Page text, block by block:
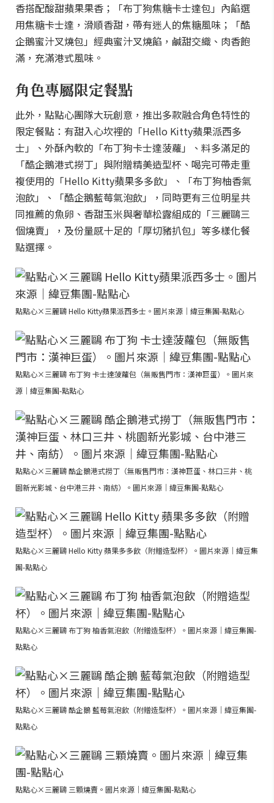
香搭配酸甜蘋果果香；「布丁狗焦糖卡士達包」內餡選
用焦糖卡士達，滑順香甜，帶有迷人的焦糖風味；「酷
企鵝蜜汁叉燒包」經典蜜汁叉燒餡，鹹甜交織、肉香飽
滿，充滿港式風味。
角色專屬限定餐點
此外，點點心團隊大玩創意，推出多款融合角色特性的
限定餐點：有甜入心坎裡的「Hello Kitty蘋果派西多
士」、外酥內軟的「布丁狗卡士達菠蘿」、料多滿足的
「酷企鵝港式撈丁」與附贈精美造型杯、喝完可帶走重
複使用的「Hello Kitty蘋果多多飲」、「布丁狗柚香氣
泡飲」、「酷企鵝藍莓氣泡飲」，同時更有三位明星共
同推薦的魚卵、香甜玉米與奢華松露組成的「三麗鷗三
個燒賣」，及份量感十足的「厚切豬扒包」等多樣化餐
點選擇。
點點心×三麗鷗 Hello Kitty蘋果派西多士。圖片來源｜緯豆集團-點點心
點點心×三麗鷗 布丁狗 卡士達菠蘿包（無販售門市：漢神巨蛋）。圖片來
源｜緯豆集團-點點心
點點心×三麗鷗 酷企鵝港式撈丁（無販售門市：漢神巨蛋、林口三井、桃
園新光影城、台中港三井、南紡）。圖片來源｜緯豆集團-點點心
點點心×三麗鷗 Hello Kitty 蘋果多多飲（附贈造型杯）。圖片來源｜緯豆集
團-點點心
點點心×三麗鷗 布丁狗 柚香氣泡飲（附贈造型杯）。圖片來源｜緯豆集團-
點點心
點點心×三麗鷗 酷企鵝 藍莓氣泡飲（附贈造型杯）。圖片來源｜緯豆集團-
點點心
點點心×三麗鷗 三顆燒賣。圖片來源｜緯豆集團-點點心